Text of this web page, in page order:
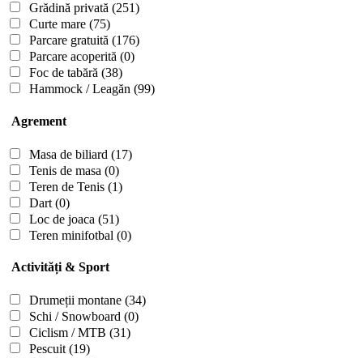
Grădină privată (251)
Curte mare (75)
Parcare gratuită (176)
Parcare acoperită (0)
Foc de tabără (38)
Hammock / Leagăn (99)
Agrement
Masa de biliard (17)
Tenis de masa (0)
Teren de Tenis (1)
Dart (0)
Loc de joaca (51)
Teren minifotbal (0)
Activități & Sport
Drumeții montane (34)
Schi / Snowboard (0)
Ciclism / MTB (31)
Pescuit(19)